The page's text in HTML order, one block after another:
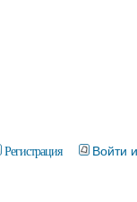
Регистрация Войти